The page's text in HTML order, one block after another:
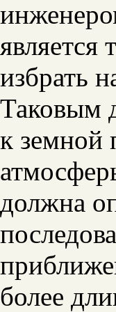
избрать
Таковым
к земной
должна
более